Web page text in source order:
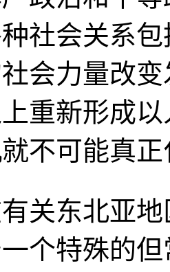
社会关系
会力量改
重新形成
不可能真
关东北亚
个特殊的